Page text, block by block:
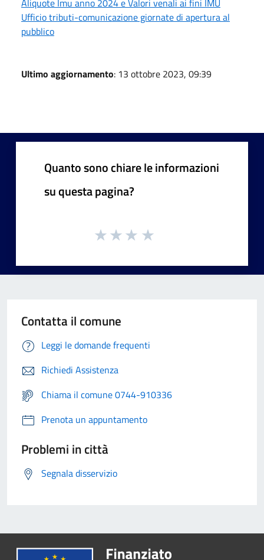
Ufficio tributi-comunicazione giornate di apertura al
pubblico
Ultimo aggiornamento: 13 ottobre 2023, 09:39
Quanto sono chiare le informazioni
su questa pagina?
Contatta il comune
Leggi le domande frequenti
Richiedi Assistenza
Chiama il comune 0744-910336
Prenota un appuntamento
Problemi in città
Segnala disservizio